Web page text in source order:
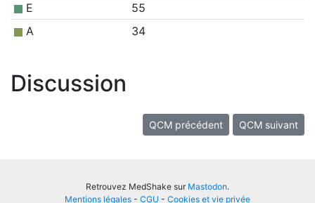
E
55
A
34
Discussion
QCM précédent QCM suivant
Retrouvez MedShake sur Mastodon.
Mentions légales - CGU - Cookies et vie privée